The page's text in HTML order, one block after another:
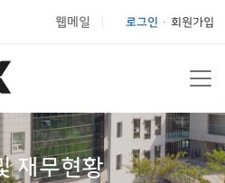
웹메일 로그인 회원가입
재무현황